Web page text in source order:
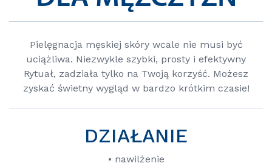
Pielęgnacja męskiej skóry wcale nie musi być
uciążliwa. Niezwykle szybki, prosty i efektywny
Rytuał, zadziała tylko na Twoją korzyść. Możesz
zyskać świetny wygląd w bardzo krótkim czasie!
DZIAŁANIE
• nawilżenie